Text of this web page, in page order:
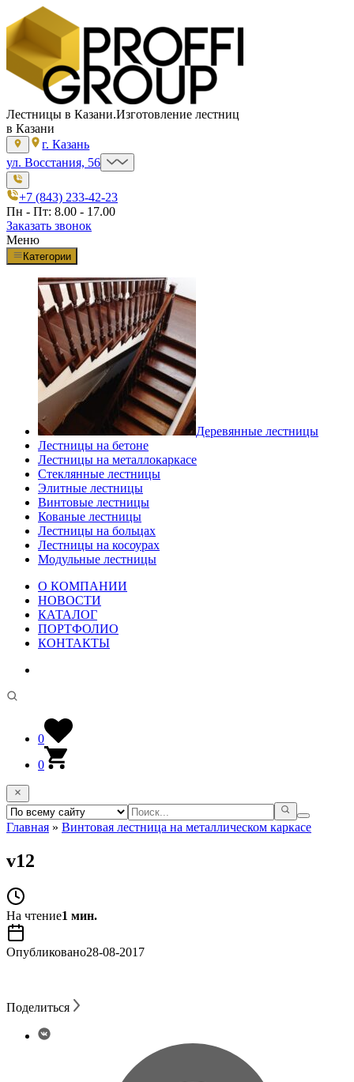
Лестницы в Казани.Изготовление лестниц
в Казани
г. Казань
ул. Восстания, 56
+7 (843) 233-42-23
Пн - Пт: 8.00 - 17.00
Заказать звонок
Меню
Категории
Деревянные лестницы
Лестницы на бетоне
Лестницы на металлокаркасе
Стеклянные лестницы
Элитные лестницы
Винтовые лестницы
Кованые лестницы
Лестницы на больцах
Лестницы на косоурах
Модульные лестницы
О КОМПАНИИ
НОВОСТИ
КАТАЛОГ
ПОРТФОЛИО
КОНТАКТЫ
0
0
Главная » Винтовая лестница на металлическом каркасе
v12
На чтение1 мин.
Опубликовано28-08-2017
Поделиться